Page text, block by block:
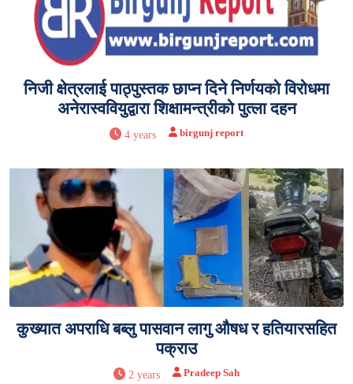
निजी क्षेत्रलाई पाठ्पुस्तक छाप्न दिने निर्णयको विरोधमा
अनेरास्ववियुद्वारा शिक्षामन्त्रीको पुत्ला दहन
4 years birgunj report
कुख्यात अपराधि बब्लु पासवान लागु औषध र हतियारसहित
पक्राउ
2 years Pradeep Sah